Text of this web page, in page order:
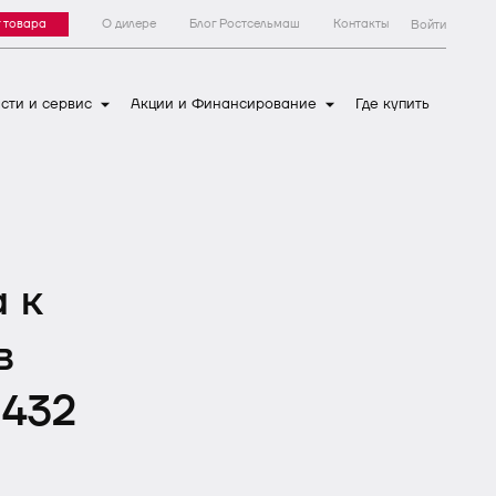
товара О дилере Блог Ростсельмаш Контакты Войти
и сервис Акции и Финансирование Где купить
к